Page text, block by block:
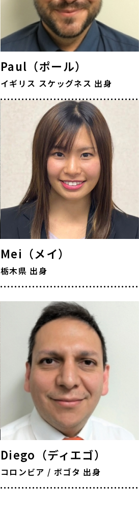
Paul（ポール）
イギリス スケッグネス 出身
Mei（メイ）
栃木県 出身
Diego（ディエゴ）
コロンビア / ボゴタ 出身